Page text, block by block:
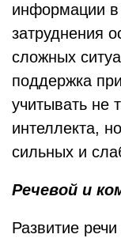
информации в
затруднения
сложных
поддержка
учитывать не
интеллекта,
сильных и
Речевой и
Развитие